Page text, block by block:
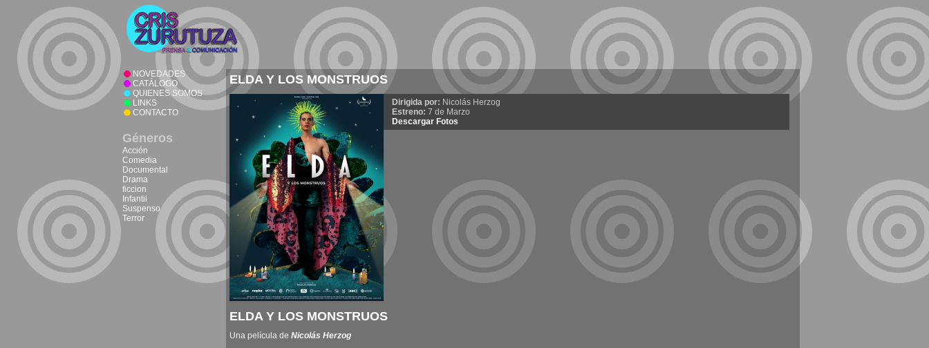
NOVEDADES
CATÁLOGO
QUIENES SOMOS
LINKS
CONTACTO
Géneros
Acción
Comedia
Documental
Drama
ficcion
Infantil
Suspenso
Terror
ELDA Y LOS MONSTRUOS
Dirigida por: Nicolás Herzog
Estreno: 7 de Marzo
Descargar Fotos
ELDA Y LOS MONSTRUOS
Una película de Nicolás Herzog